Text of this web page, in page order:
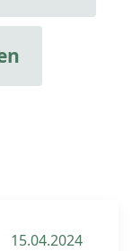
15.04.2024